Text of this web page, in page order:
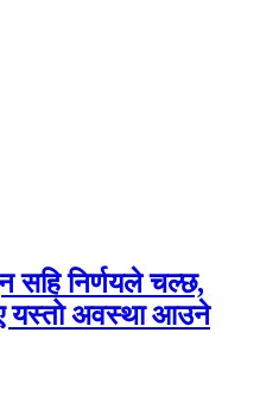
सहि निर्णयले चल्छ,
यस्तो अवस्था आउने